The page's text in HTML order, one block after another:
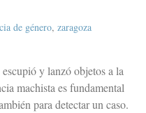
de género, zaragoza
y lanzó objetos a la
machista es fundamental
para detectar un caso.